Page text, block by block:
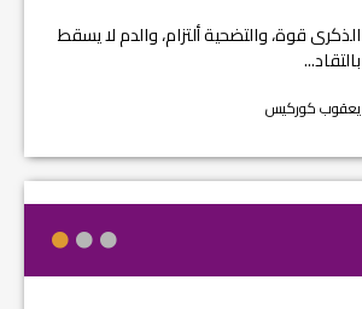
الذكرى قوة، والتضحية ألتزام، والدم لا يسقط
بالتقاد...
يعقوب كوركيس